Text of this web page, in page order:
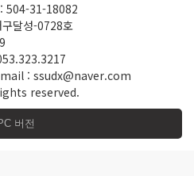
: 504-31-18082
달성-0728호
: ssudx@naver.com
reserved.
버전